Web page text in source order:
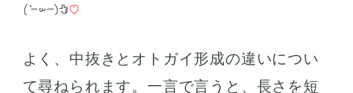
よく、中抜きとオトガイ形成の違いについ
て尋ねられます。一言で言うと、長さを短